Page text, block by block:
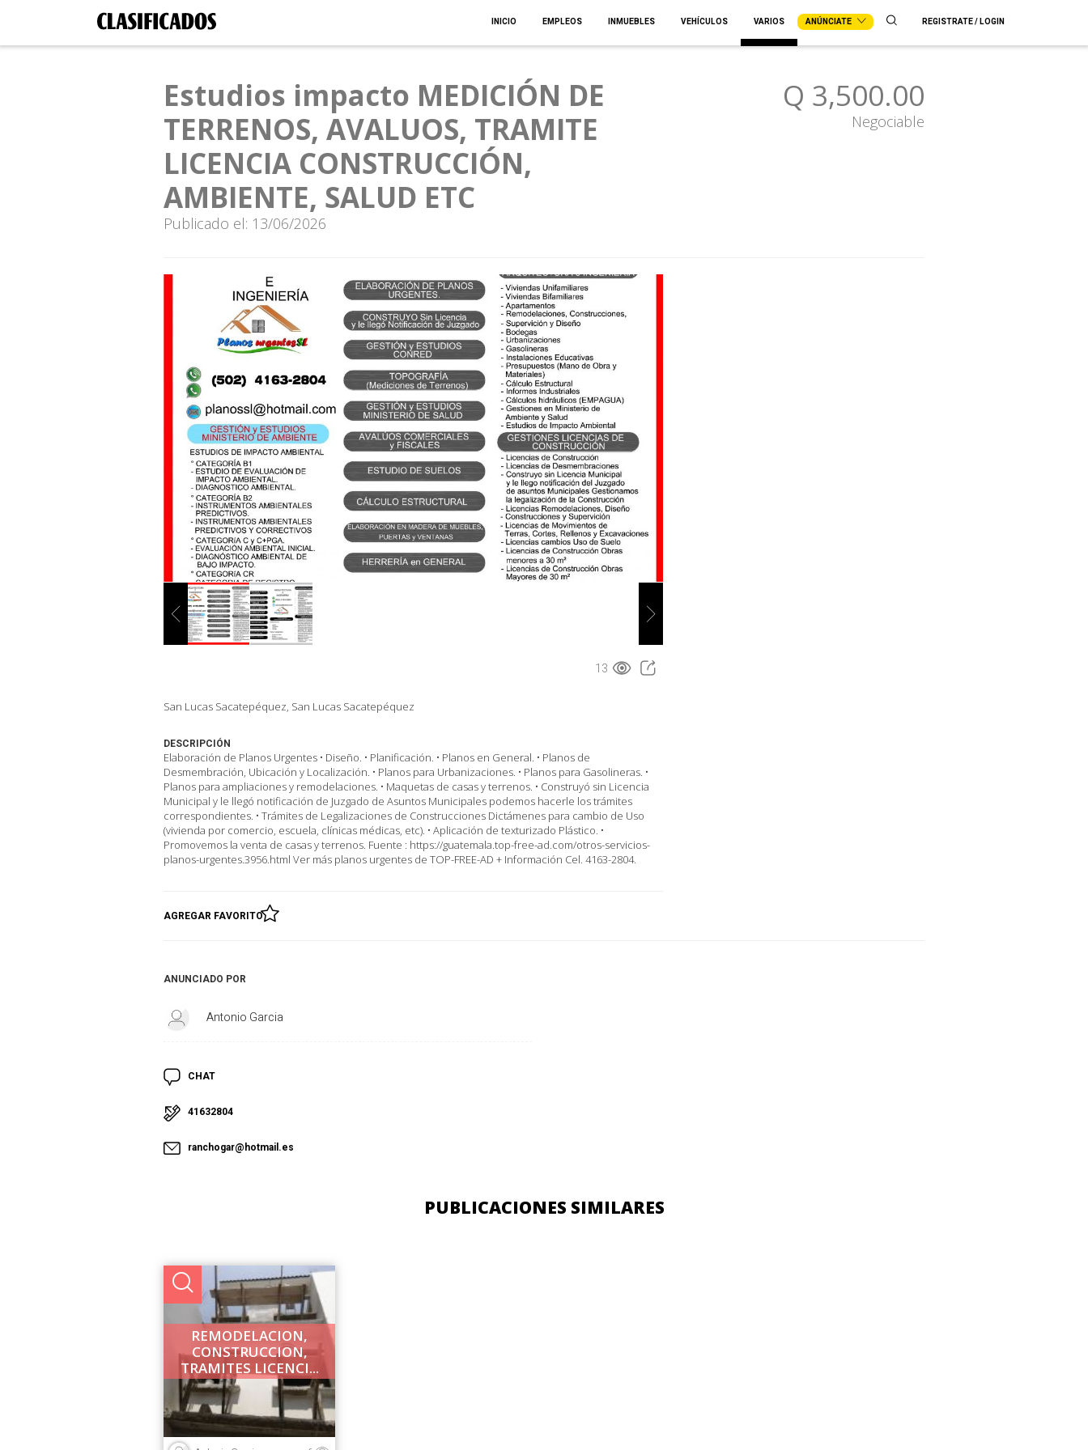
INICIO EMPLEOS INMUEBLES VEHÍCULOS VARIOS ANÚNCIATE REGISTRATE / LOGIN
Estudios impacto MEDICIÓN DE
TERRENOS, AVALUOS, TRAMITE
LICENCIA CONSTRUCCIÓN,
AMBIENTE, SALUD ETC
Publicado el: 13/06/2026
Q 3,500.00
Negociable
13
San Lucas Sacatepéquez, San Lucas Sacatepéquez
DESCRIPCIÓN
Elaboración de Planos Urgentes • Diseño. • Planificación. • Planos en General. • Planos de
Desmembración, Ubicación y Localización. • Planos para Urbanizaciones. • Planos para Gasolineras. •
Planos para ampliaciones y remodelaciones. • Maquetas de casas y terrenos. • Construyó sin Licencia
Municipal y le llegó notificación de Juzgado de Asuntos Municipales podemos hacerle los trámites
correspondientes. • Trámites de Legalizaciones de Construcciones Dictámenes para cambio de Uso
(vivienda por comercio, escuela, clínicas médicas, etc). • Aplicación de texturizado Plástico. •
Promovemos la venta de casas y terrenos. Fuente : https://guatemala.top-free-ad.com/otros-servicios-
planos-urgentes.3956.html Ver más planos urgentes de TOP-FREE-AD + Información Cel. 4163-2804.
AGREGAR FAVORITO
ANUNCIADO POR
Antonio Garcia
CHAT
41632804
ranchogar@hotmail.es
PUBLICACIONES SIMILARES
REMODELACION,
CONSTRUCCION,
TRAMITES LICENCI...